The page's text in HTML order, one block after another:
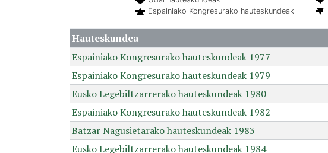
Espainiako Kongresurako hauteskundeak
Hauteskundea
Espainiako Kongresurako hauteskundeak 1977
Espainiako Kongresurako hauteskundeak 1979
Eusko Legebiltzarrerako hauteskundeak 1980
Espainiako Kongresurako hauteskundeak 1982
Batzar Nagusietarako hauteskundeak 1983
Eusko Legebiltzarrerako hauteskundeak 1984